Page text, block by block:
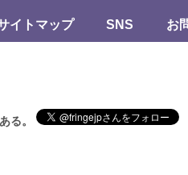
イトマップ SNS お
る。